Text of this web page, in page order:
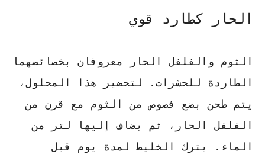
الحار كطارد قوي
الثوم والفلفل الحار معروفان بخصائصهما
الطاردة للحشرات. لتحضير هذا المحلول،
يتم طحن بضع فصوص من الثوم مع قرن من
الفلفل الحار، ثم يضاف إليها لتر من
الماء. يترك الخليط لمدة يوم قبل